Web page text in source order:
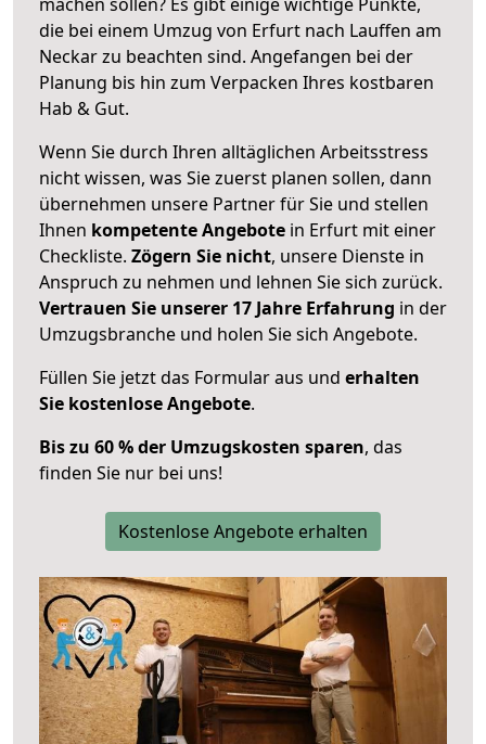
die bei einem Umzug von Erfurt nach Lauffen am
Neckar zu beachten sind. Angefangen bei der
Planung bis hin zum Verpacken Ihres kostbaren
Hab & Gut.
Wenn Sie durch Ihren alltäglichen Arbeitsstress
nicht wissen, was Sie zuerst planen sollen, dann
übernehmen unsere Partner für Sie und stellen
Ihnen kompetente Angebote in Erfurt mit einer
Checkliste. Zögern Sie nicht, unsere Dienste in
Anspruch zu nehmen und lehnen Sie sich zurück.
Vertrauen Sie unserer 17 Jahre Erfahrung in der
Umzugsbranche und holen Sie sich Angebote.
Füllen Sie jetzt das Formular aus und erhalten
Sie kostenlose Angebote.
Bis zu 60 % der Umzugskosten sparen, das
finden Sie nur bei uns!
Kostenlose Angebote erhalten